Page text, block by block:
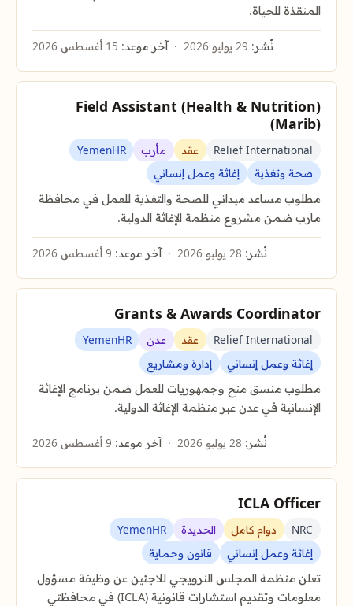
المنقذة للحياة.
نُشر: آخر موعد:
Field Assistant (Health & Nutrition)
(Marib)
Relief International عقد مأرب
YemenHR
صحة وتغذية
إغاثة وعمل إنساني
مطلوب مساعد ميداني للصحة والتغذية للعمل في محافظة
مارب ضمن مشروع منظمة الإغاثة الدولية.
نُشر: آخر موعد:
Grants & Awards Coordinator
Relief International عقد عدن
YemenHR
إغاثة وعمل إنساني
إدارة ومشاريع
مطلوب منسق منح وجمهوريات للعمل ضمن برنامج الإغاثة
الإنسانية في عدن عبر منظمة الإغاثة الدولية.
نُشر: آخر موعد:
ICLA Officer
NRC دوام كامل الحديدة
YemenHR
إغاثة وعمل إنساني
قانون وحماية
تعلن منظمة المجلس النرويجي للاجئين عن وظيفة مسؤول
معلومات وتقديم استشارات قانونية (ICLA) في محافظتي